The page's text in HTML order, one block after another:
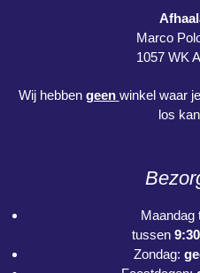
Marco
1057 WK
Wij hebben geen winkel waar
los
Maandag
tussen
Zondag: